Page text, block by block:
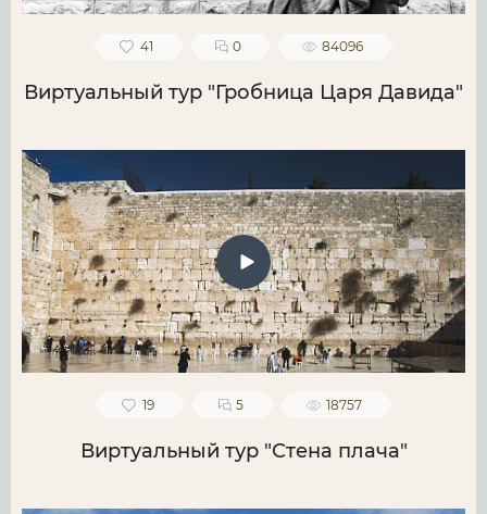
41 0 84096
Виртуальный тур "Гробница Царя Давида"
19 5 18757
Виртуальный тур "Стена плача"